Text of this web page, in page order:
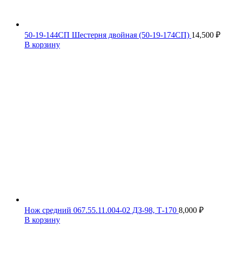
50-19-144СП Шестерня двойная (50-19-174СП) 14,500 ₽
В корзину
Нож средний 067.55.11.004-02 ДЗ-98, Т-170 8,000 ₽
В корзину